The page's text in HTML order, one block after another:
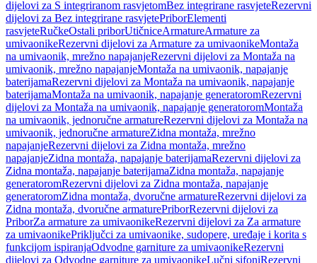
dijelovi za S integriranom rasvjetomBez integrirane rasvjeteRezervni
dijelovi za Bez integrirane rasvjetePriborElementi
rasvjeteRučkeOstali priborUtičniceArmatureArmature za
umivaonikeRezervni dijelovi za Armature za umivaonikeMontaža
na umivaonik, mrežno napajanjeRezervni dijelovi za Montaža na
umivaonik, mrežno napajanjeMontaža na umivaonik, napajanje
baterijamaRezervni dijelovi za Montaža na umivaonik, napajanje
baterijamaMontaža na umivaonik, napajanje generatoromRezervni
dijelovi za Montaža na umivaonik, napajanje generatoromMontaža
na umivaonik, jednoručne armatureRezervni dijelovi za Montaža na
umivaonik, jednoručne armatureZidna montaža, mrežno
napajanjeRezervni dijelovi za Zidna montaža, mrežno
napajanjeZidna montaža, napajanje baterijamaRezervni dijelovi za
Zidna montaža, napajanje baterijamaZidna montaža, napajanje
generatoromRezervni dijelovi za Zidna montaža, napajanje
generatoromZidna montaža, dvoručne armatureRezervni dijelovi za
Zidna montaža, dvoručne armaturePriborRezervni dijelovi za
PriborZa armature za umivaonikeRezervni dijelovi za Za armature
za umivaonikePriključci za umivaonike, sudopere, uređaje i korita s
funkcijom ispiranjaOdvodne garniture za umivaonikeRezervni
dijelovi za Odvodne garniture za umivaonikeLučni sifoniRezervni